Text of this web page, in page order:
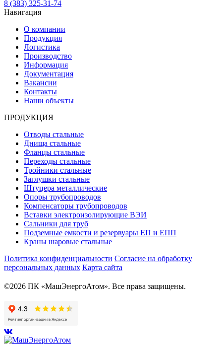
8 (383) 325-31-74
Навигация
О компании
Продукция
Логистика
Производство
Информация
Документация
Вакансии
Контакты
Наши объекты
ПРОДУКЦИЯ
Отводы стальные
Днища стальные
Фланцы стальные
Переходы стальные
Тройники стальные
Заглушки стальные
Штуцера металлические
Опоры трубопроводов
Компенсаторы трубопроводов
Вставки электроизолирующие ВЭИ
Сальники для труб
Подземные емкости и резервуары ЕП и ЕПП
Краны шаровые стальные
Политика конфиденциальности Согласие на обработку
персональных данных Карта сайта
©2026 ПК «МашЭнергоАтом». Все права защищены.